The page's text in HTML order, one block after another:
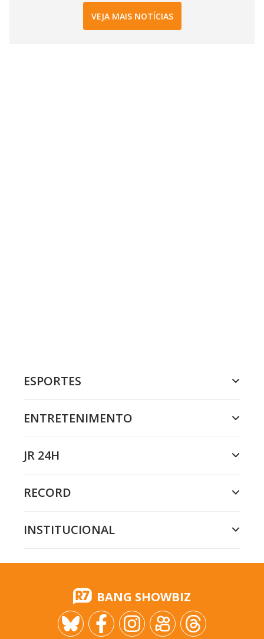
VEJA MAIS NOTÍCIAS
ESPORTES
ENTRETENIMENTO
JR 24H
RECORD
INSTITUCIONAL
BANG SHOWBIZ